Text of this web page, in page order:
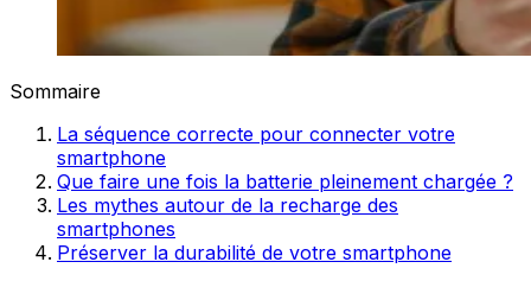
Sommaire
La séquence correcte pour connecter votre
smartphone
Que faire une fois la batterie pleinement chargée ?
Les mythes autour de la recharge des
smartphones
Préserver la durabilité de votre smartphone